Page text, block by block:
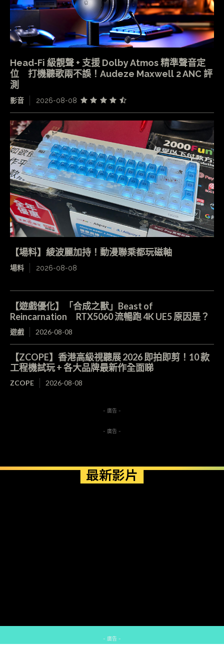
Head-Fi 級靚聲 + 支援 Dolby Atmos 精準聲音定
位 打機聽歌兩不誤！Audeze Maxwell 2 ANC 評
測
影音 2026-08-08
【場料】綾波麗加持！動漫聯乘都玩磁軸
場料 2026-08-08
【遊戲優化】「合成之獸」Beast of
Reincarnation RTX5060 流暢跑 4K UE5 原因是？
遊戲 2026-08-08
【ZCOPE】香港高級視聽展 2026 即拍即剪！10 款
工程機試玩 + 各大品牌最新作全面睇
ZCOPE 2026-08-08
- 廣告 -
- 廣告 -
最新影片
- 廣告 -